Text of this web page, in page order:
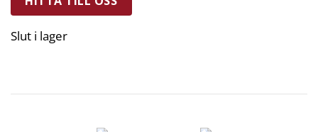
Slut i lager